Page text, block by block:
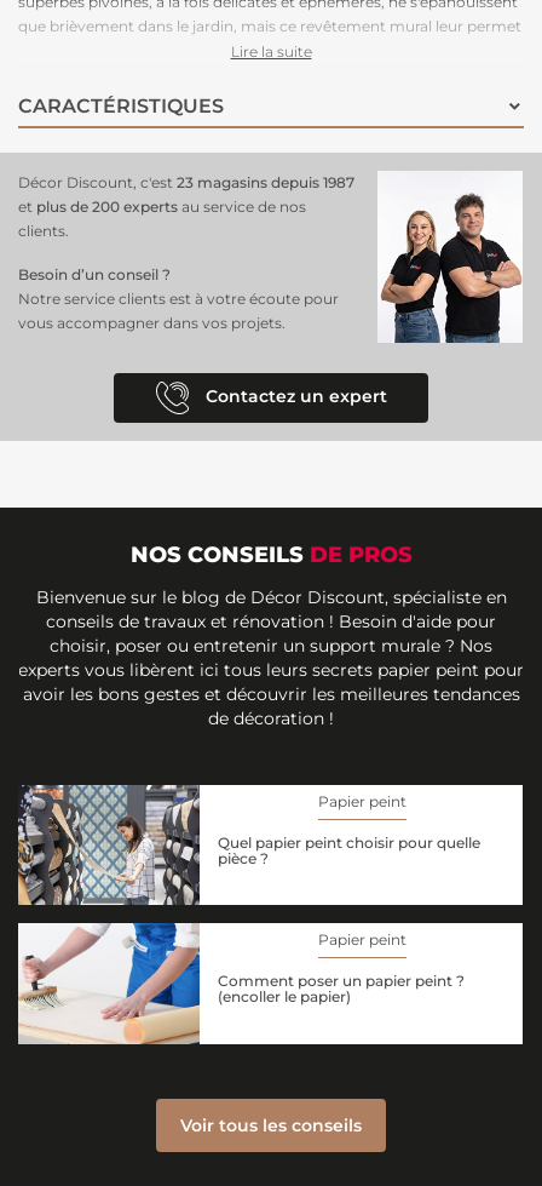
que brièvement dans le jardin, mais ce revêtement mural leur permet
de rayonner en permanence sur vos murs. Pour une atmosphère
intemporelle des fleurs. Ce papier peint métamorphose votre
intérieur en un véritable jardin féérique, dans une chambre, un
d’appliquer la colle sur le mur pour un résultat rapide et soigné. Avec
ses dimensions généreuses, il crée un point focal captivant qui ajoute
une touche d'élégance et de fraîcheur à votre décor. Ne tardez pas à
Lire la suite
CARACTÉRISTIQUES
Décor Discount, c'est 23 magasins depuis 1987
et plus de 200 experts au service de nos
clients.
Besoin d’un conseil ?
Notre service clients est à votre écoute pour
vous accompagner dans vos projets.
Contactez un expert
NOS CONSEILS DE PROS
Bienvenue sur le blog de Décor Discount, spécialiste en
conseils de travaux et rénovation ! Besoin d'aide pour
choisir, poser ou entretenir un support murale ? Nos
experts vous libèrent ici tous leurs secrets papier peint pour
avoir les bons gestes et découvrir les meilleures tendances
de décoration !
Papier peint
Quel papier peint choisir pour quelle
pièce ?
Papier peint
Comment poser un papier peint ?
(encoller le papier)
Voir tous les conseils